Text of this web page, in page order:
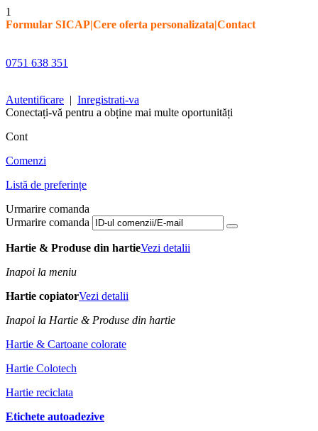
1
Formular SICAP|Cere oferta personalizata|Contact
0751 638 351
Autentificare | Inregistrati-va
Conectați-vă pentru a obține mai multe oportunități
Cont
Comenzi
Listă de preferințe
Urmarire comanda
Urmarire comanda
Hartie & Produse din hartieVezi detalii
Inapoi la meniu
Hartie copiatorVezi detalii
Inapoi la Hartie & Produse din hartie
Hartie & Cartoane colorate
Hartie Colotech
Hartie reciclata
Etichete autoadezive